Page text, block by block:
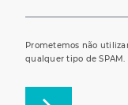
Prometemos não
qualquer tipo de SPAM.